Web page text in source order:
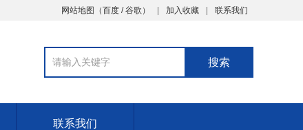
网站地图（百度 /谷歌 ） 加入收藏 联系我们
联系我们